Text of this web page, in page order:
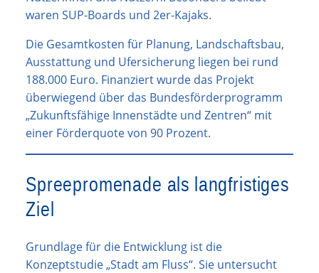
waren SUP-Boards und 2er-Kajaks.
Die Gesamtkosten für Planung, Landschaftsbau,
Ausstattung und Ufersicherung liegen bei rund
188.000 Euro. Finanziert wurde das Projekt
überwiegend über das Bundesförderprogramm
„Zukunftsfähige Innenstädte und Zentren“ mit
einer Förderquote von 90 Prozent.
Spreepromenade als langfristiges
Ziel
Grundlage für die Entwicklung ist die
Konzeptstudie „Stadt am Fluss“. Sie untersucht